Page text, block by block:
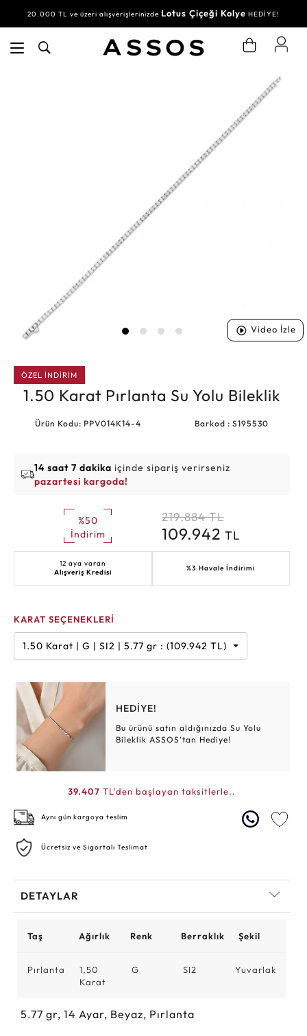
20.000 TL ve üzeri alışverişlerinizde Lotus Çiçeği Kolye HEDİYE!
Video İzle
ÖZEL İNDİRİM
1.50 Karat Pırlanta Su Yolu Bileklik
Ürün Kodu: PPV014K14-4 Barkod : S195530
14 saat 7 dakika içinde sipariş verirseniz
pazartesi kargoda!
%50
İndirim
219.884 TL
109.942 TL
12 aya varan
Alışveriş Kredisi
%3 Havale İndirimi
KARAT SEÇENEKLERİ
1.50 Karat | G | SI2 | 5.77 gr : (109.942 TL)
HEDİYE!
Bu ürünü satın aldığınızda Su Yolu
Bileklik ASSOS’tan Hediye!
39.407 TL'den başlayan taksitlerle..
Aynı gün kargoya teslim
Ücretsiz ve Sigortalı Teslimat
DETAYLAR
Taş Ağırlık Renk Berraklık Şekil
Pırlanta
1,50
Karat
G SI2 Yuvarlak
5.77 gr, 14 Ayar, Beyaz, Pırlanta